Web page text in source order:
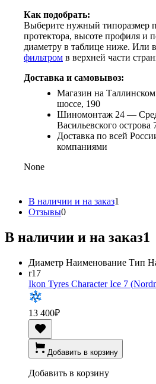
Как подобрать:
Выберите нужный типоразмер
протектора, высоте профиля и
диаметру в таблице ниже. Или
фильтром в верхней части
Доставка и самовывоз:
Магазин на
шоссе, 190
Шиномонтаж 24 —
Васильевского
Доставка по всей
компаниями
None
В наличии и на заказ1
Отзывы0
В наличии и на заказ1
Диаметр Наименование Тип
r17
Ikon Tyres Character Ice 7
13 400₽
Добавить в корзину
Добавить в корзину